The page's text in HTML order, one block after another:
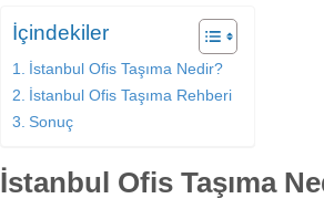
İçindekiler
İstanbul Ofis Taşıma Nedir?
İstanbul Ofis Taşıma Rehberi
Sonuç
İstanbul Ofis Taşıma